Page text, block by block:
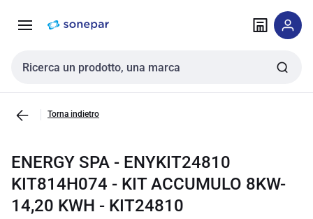
navigazione alla
Cerca input
Torna indietro
ENERGY SPA - ENYKIT24810
KIT814H074 - KIT ACCUMULO 8KW-
14,20 KWH - KIT24810